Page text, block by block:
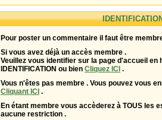
Pour poster un commentaire il faut être
Si vous avez déjà un accès membre .
Veuillez vous identifier sur la page d'accueil en
IDENTIFICATION ou bien Cliquez ICI .
Vous n'êtes pas membre . Vous pouvez vous
Cliquant ICI .
En étant membre vous accèderez à TOUS les
aucune restriction .